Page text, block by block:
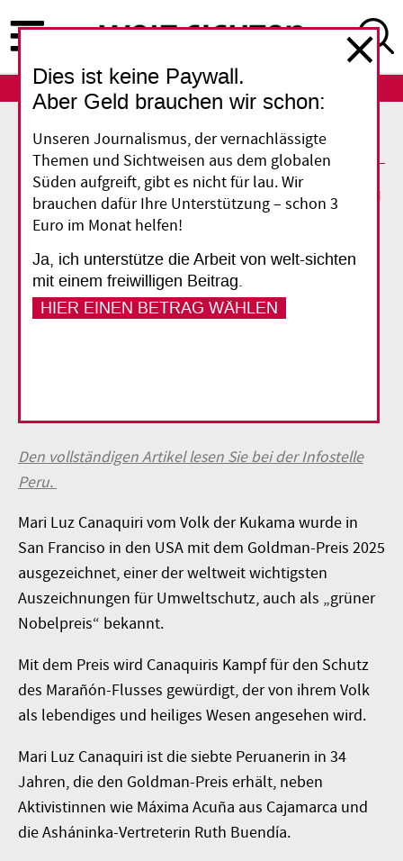
zum
Inhalt
ABO
29. April 2025 Infostelle Peru
Vorlesen
Peru
Umweltschützerin
Den vollständigen Artikel lesen Sie bei der Infostelle
Peru.
Mari Luz Canaquiri vom Volk der Kukama wurde in
San Franciso in den USA mit dem Goldman-Preis 2025
ausgezeichnet, einer der weltweit wichtigsten
Auszeichnungen für Umweltschutz, auch als „grüner
Nobelpreis“ bekannt.
Mit dem Preis wird Canaquiris Kampf für den Schutz
des Marañón-Flusses gewürdigt, der von ihrem Volk
als lebendiges und heiliges Wesen angesehen wird.
Mari Luz Canaquiri ist die siebte Peruanerin in 34
Jahren, die den Goldman-Preis erhält, neben
Aktivistinnen wie Máxima Acuña aus Cajamarca und
die Asháninka-Vertreterin Ruth Buendía.
Dies ist keine Paywall.
Aber Geld brauchen wir schon:
Unseren Journalismus, der vernachlässigte
Themen und Sichtweisen aus dem globalen
Süden aufgreift, gibt es nicht für lau. Wir
brauchen dafür Ihre Unterstützung – schon 3
Euro im Monat helfen!
Ja, ich unterstütze die Arbeit von welt-sichten
mit einem freiwilligen Beitrag.
HIER EINEN BETRAG WÄHLEN